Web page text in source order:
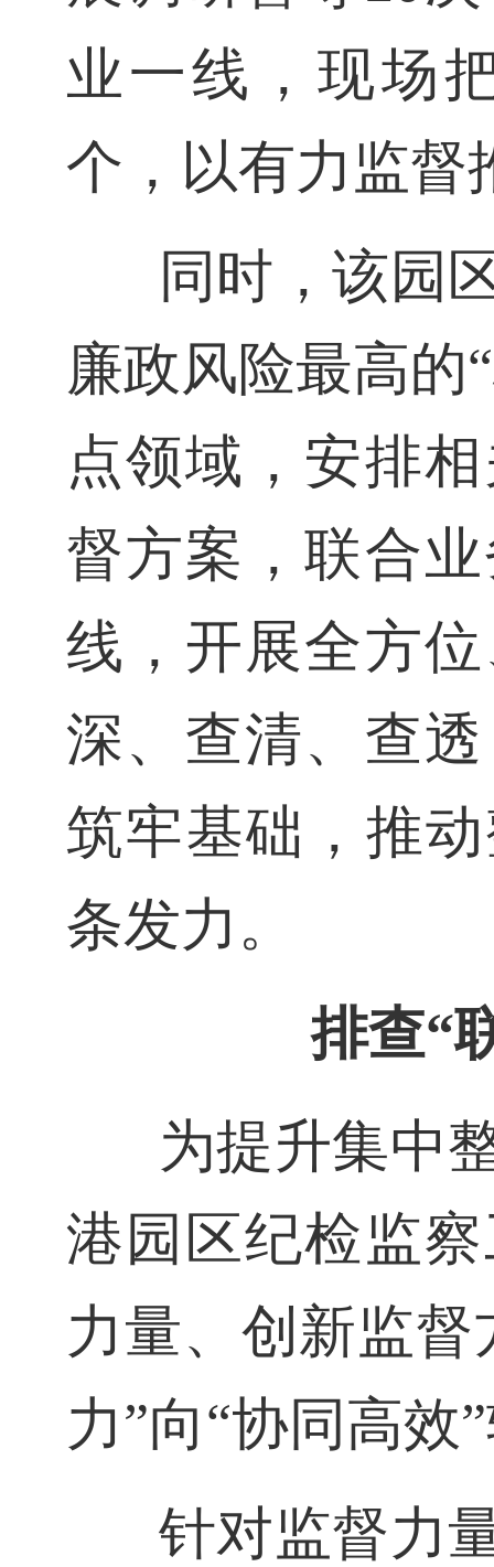
业一线，现场
个，以有力监督
同时，该园
廉政风险最高的
点领域，安排
督方案，联合
线，开展全方
深、查清、查
筑牢基础，推
条发力。
排查“
为提升集中
港园区纪检监
力量、创新监
力”向“协同高效
针对监督力